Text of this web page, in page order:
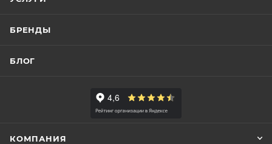
БРЕНДЫ
БЛОГ
КОМПАНИЯ